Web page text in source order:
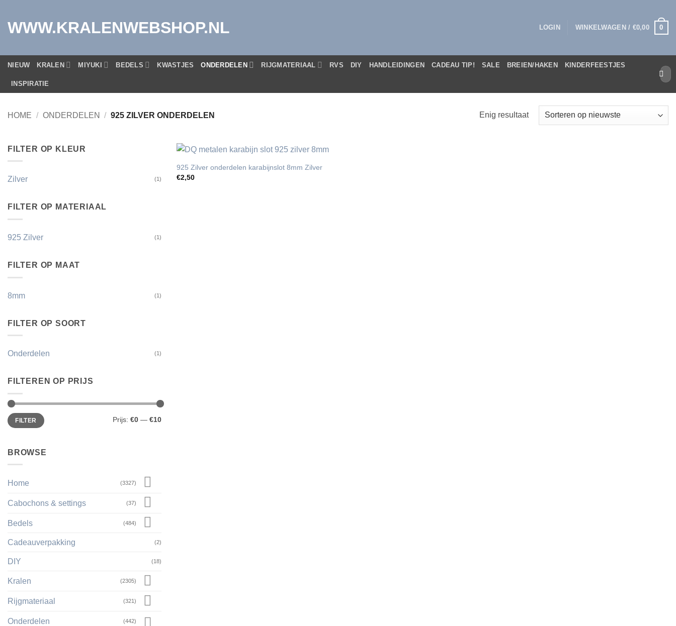
inhoud
WWW.KRALENWEBSHOP.NL LOGIN WINKELWAGEN / €0,00 0
NIEUW KRALEN MIYUKI BEDELS KWASTJES ONDERDELEN RIJGMATERIAAL RVS DIY HANDLEIDINGEN CADEAU TIP! SALE BREIEN/HAKEN KINDERFEESTJES
INSPIRATIE
naar:
HOME / ONDERDELEN / 925 ZILVER ONDERDELEN Enig resultaat
FILTER OP KLEUR
Zilver (1)
FILTER OP MATERIAAL
925 Zilver (1)
FILTER OP MAAT
8mm (1)
FILTER OP SOORT
Onderdelen (1)
FILTEREN OP PRIJS
Min.
prijs
Max.
prijsFILTER Prijs: €0 — €10
BROWSE
Home (3327)
Cabochons & settings (37)
Bedels (484)
Cadeauverpakking (2)
DIY (18)
Kralen (2305)
Rijgmateriaal (321)
Onderdelen (442)
925 Zilver onderdelen karabijnslot 8mm Zilver
€2,50